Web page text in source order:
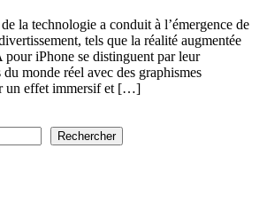
la technologie a conduit à l’émergence de
tels que la réalité augmentée
iPhone se distinguent par leur
monde réel avec des graphismes
un effet immersif et […]
Rechercher